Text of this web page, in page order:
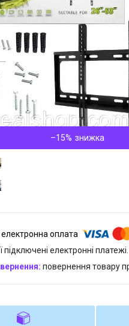
–15%
підключені електронні
повернення товару